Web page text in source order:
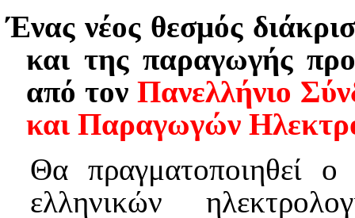
Ένας νέος θεσμός
και της παραγωγής
από τον Πανελλήνιο
και Παραγωγών
Θα πραγματοποιηθεί ο
ελληνικών